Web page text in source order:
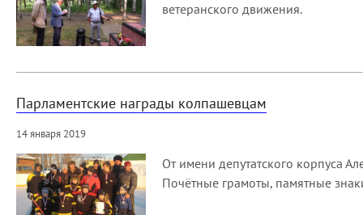
ветеранского движения.
Парламентские награды колпашевцам
14 января 2019
От имени депутатского корпуса
Почётные грамоты, памятные